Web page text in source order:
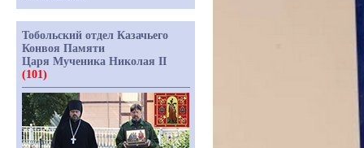
Тобольский отдел Казачьего
Конвоя Памяти
Царя Мученика Николая II
(101)